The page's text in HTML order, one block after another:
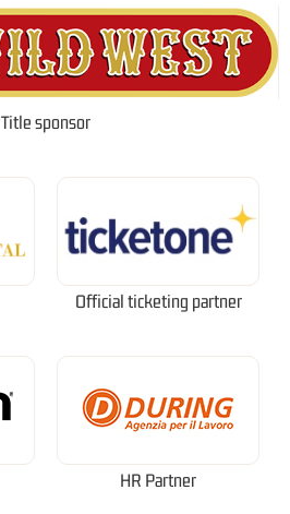
Title sponsor
Official ticketing partner
HR Partner